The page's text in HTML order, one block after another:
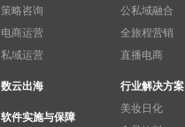
策略咨询
电商运营
私域运营
数云出海
软件实施与保障
公私域融合
全旅程营销
直播电商
行业解决方案
美妆日化